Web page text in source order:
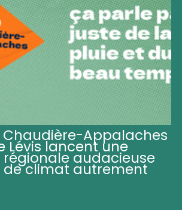
Chaudière-Appalaches
Lévis lancent une
audacieuse
de climat autrement